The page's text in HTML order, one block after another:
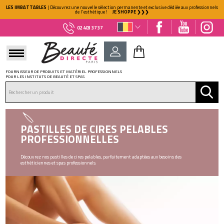
LES IMBATTABLES | Découvrez une nouvelle sélection permanente et exclusive dédiée aux professionnels
de l'esthétique ! JE SHOPPE ❯❯❯
02 403 37 37
NOUVEAU CLIENT ?
Créez votre compte
FOURNISSEUR DE PRODUITS ET MATÉRIEL PROFESSIONNELS
POUR LES INSTITUTS DE BEAUTÉ ET SPAS
PASTILLES DE CIRES PELABLES
PROFESSIONNELLES
Découvrez nos pastilles de cires pelables, parfaitement adaptées aux besoins des
esthéticiennes et spas professionnels.